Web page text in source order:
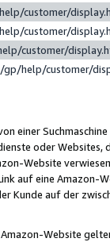
customer/
customer/
customer/
help/customer/
einer
oder Websites,
Website
auf eine
Kunde auf der
Website